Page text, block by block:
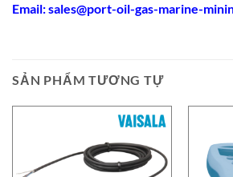
Email:sales@port-oil-gas-marine-
SẢN PHẨM TƯƠNG TỰ